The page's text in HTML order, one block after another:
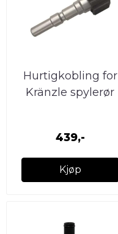
Hurtigkobling for
Kränzle spylerør
439,-
Kjøp